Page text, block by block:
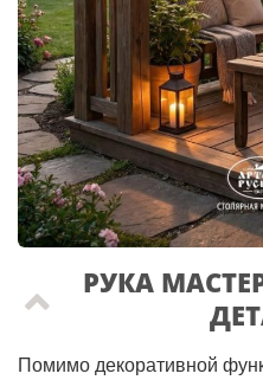
РУКА
Помимо декоративной